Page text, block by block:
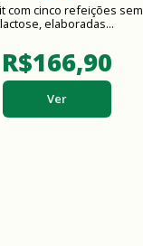
com cinco refeições sem
lactose, elaboradas...
R$166,90
Ver